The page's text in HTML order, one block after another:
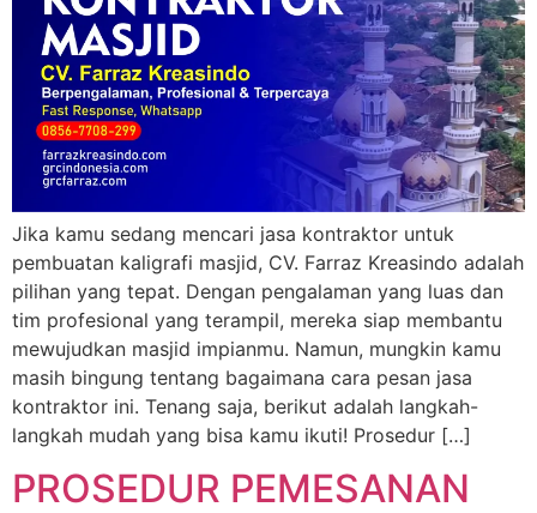
Jika kamu sedang mencari jasa kontraktor untuk
pembuatan kaligrafi masjid, CV. Farraz Kreasindo adalah
pilihan yang tepat. Dengan pengalaman yang luas dan
tim profesional yang terampil, mereka siap membantu
mewujudkan masjid impianmu. Namun, mungkin kamu
masih bingung tentang bagaimana cara pesan jasa
kontraktor ini. Tenang saja, berikut adalah langkah-
langkah mudah yang bisa kamu ikuti! Prosedur […]
PROSEDUR PEMESANAN